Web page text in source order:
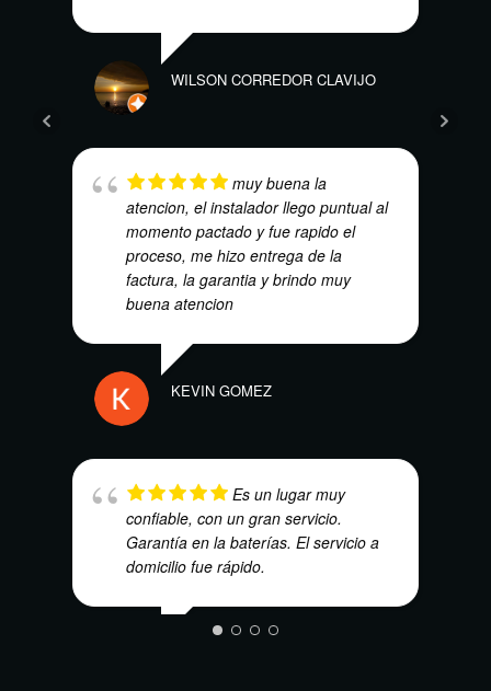
WILSON CORREDOR CLAVIJO
muy buena la
atencion, el instalador llego puntual al
momento pactado y fue rapido el
proceso, me hizo entrega de la
factura, la garantia y brindo muy
buena atencion
KEVIN GOMEZ
Es un lugar muy
confiable, con un gran servicio.
Garantía en la baterías. El servicio a
domicilio fue rápido.